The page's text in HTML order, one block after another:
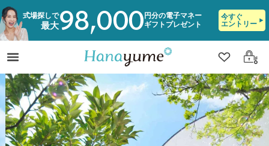
式場探しで
最大98,000 円分の電子マネー
ギフトプレゼント
今すぐ
エントリー
クリップ
ログ